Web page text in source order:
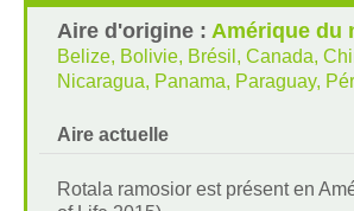
Aire d'origine : Amérique du
Belize, Bolivie, Brésil, Canada,
Nicaragua, Panama, Paraguay,
Aire actuelle
Rotala ramosior est présent en